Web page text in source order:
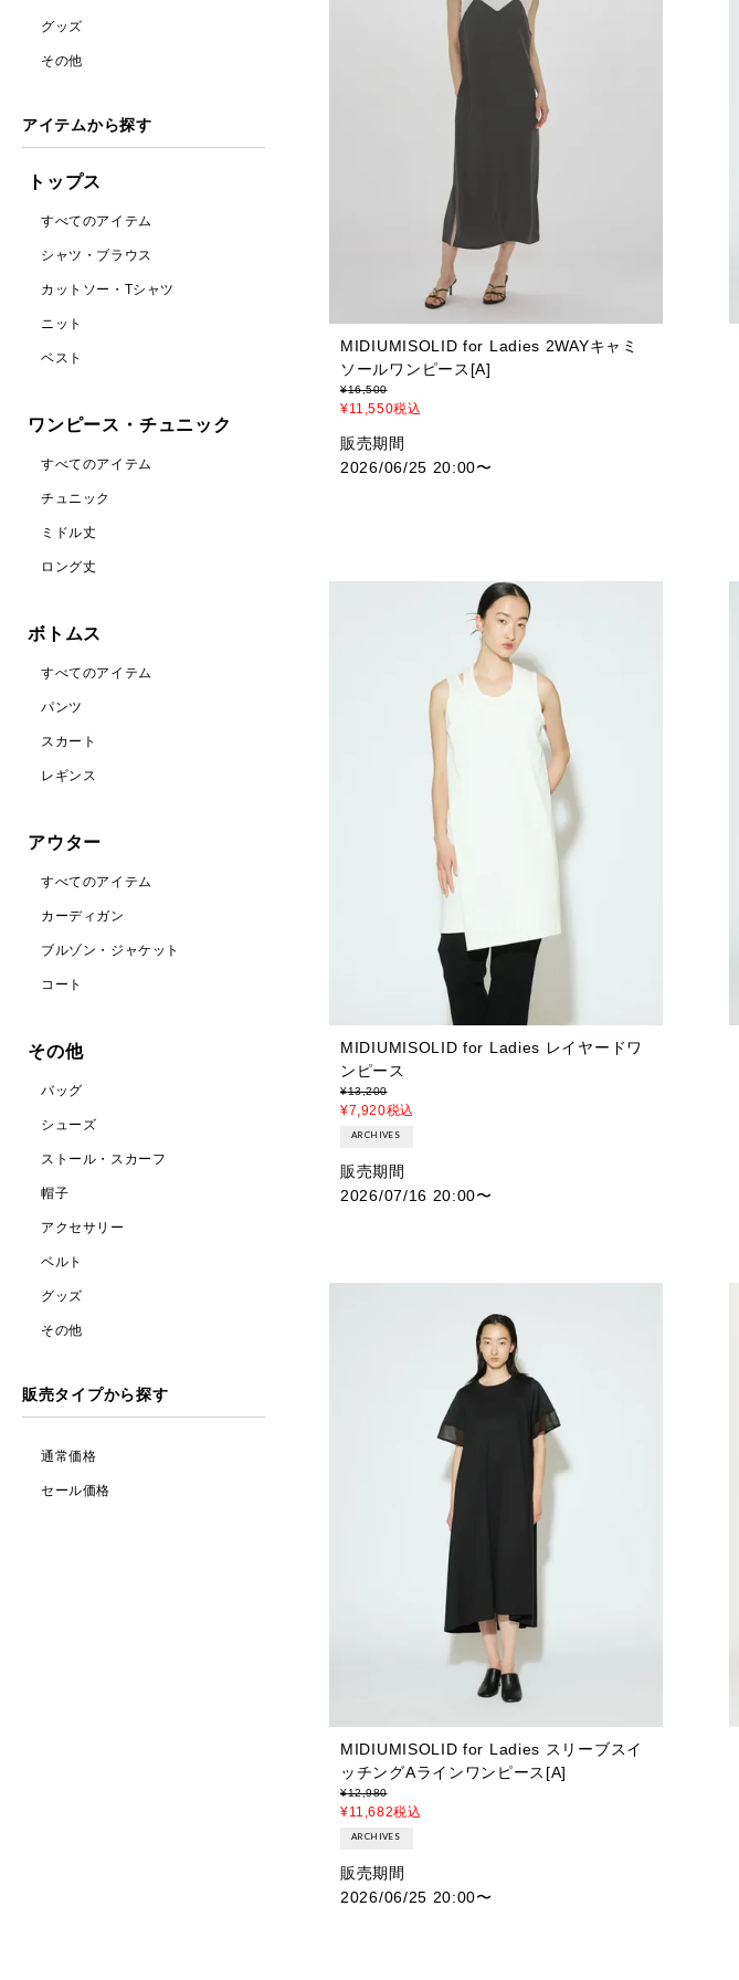
グッズ
その他
アイテムから探す
トップス
すべてのアイテム
シャツ・ブラウス
カットソー・Tシャツ
ニット
ベスト
ワンピース・チュニック
すべてのアイテム
チュニック
ミドル丈
ロング丈
ボトムス
すべてのアイテム
パンツ
スカート
レギンス
アウター
すべてのアイテム
カーディガン
ブルゾン・ジャケット
コート
その他
バッグ
シューズ
ストール・スカーフ
帽子
アクセサリー
ベルト
グッズ
その他
販売タイプから探す
通常価格
セール価格
MIDIUMISOLID for Ladies 2WAYキャミ
ソールワンピース[A]
¥16,500
¥11,550税込
販売期間
2026/06/25 20:00〜
MIDIUMISOLID for Ladies レイヤードワ
ンピース
¥13,200
¥7,920税込
ARCHIVES
販売期間
2026/07/16 20:00〜
MIDIUMISOLID for Ladies スリーブスイ
ッチングAラインワンピース[A]
¥12,980
¥11,682税込
ARCHIVES
販売期間
2026/06/25 20:00〜